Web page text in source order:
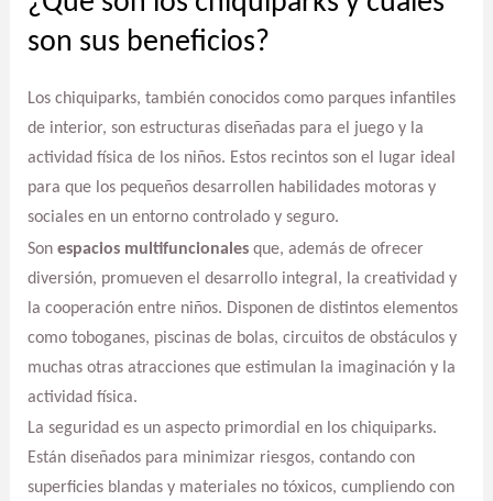
son sus beneficios?
Los chiquiparks, también conocidos como parques infantiles
de interior, son estructuras diseñadas para el juego y la
actividad física de los niños. Estos recintos son el lugar ideal
para que los pequeños desarrollen habilidades motoras y
sociales en un entorno controlado y seguro.
Son espacios multifuncionalesque, además de ofrecer
diversión, promueven el desarrollo integral, la creatividad y
la cooperación entre niños. Disponen de distintos elementos
como toboganes, piscinas de bolas, circuitos de obstáculos y
muchas otras atracciones que estimulan la imaginación y la
actividad física.
La seguridad es un aspecto primordial en los chiquiparks.
Están diseñados para minimizar riesgos, contando con
superficies blandas y materiales no tóxicos, cumpliendo con